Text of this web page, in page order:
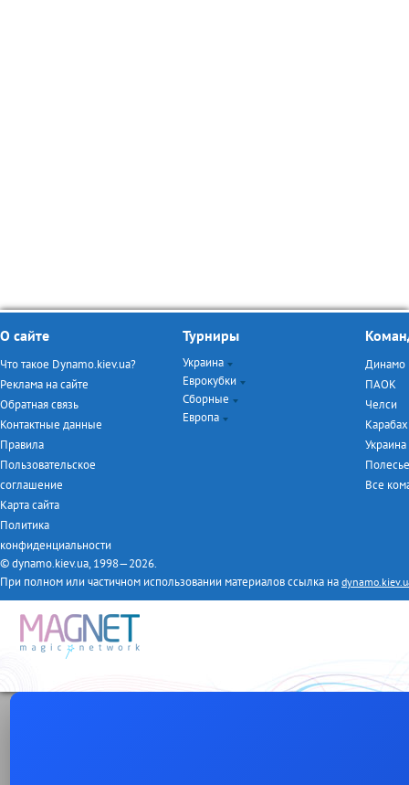
О сайте
Что такое Dynamo.kiev.ua?
Реклама на сайте
Обратная связь
Контактные данные
Правила
Пользовательское
соглашение
Карта сайта
Политика
конфиденциальности
Турниры
Украина
Чемпионат Украины
Кубок Украины
Турнир дублёров
Еврокубки
Лига Чемпионов
Лига Европы
Сборные
Евро-2016
Европа
Динамо
ПАОК
Челси
Карабах
Украина
Полесье
Все
© dynamo.kiev.ua, 1998—2026.
При полном или частичном использовании материалов ссылка на